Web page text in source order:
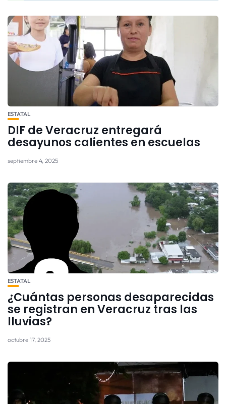
ESTATAL
DIF de Veracruz entregará
desayunos calientes en escuelas
septiembre 4, 2025
ESTATAL
¿Cuántas personas desaparecidas
se registran en Veracruz tras las
lluvias?
octubre 17, 2025